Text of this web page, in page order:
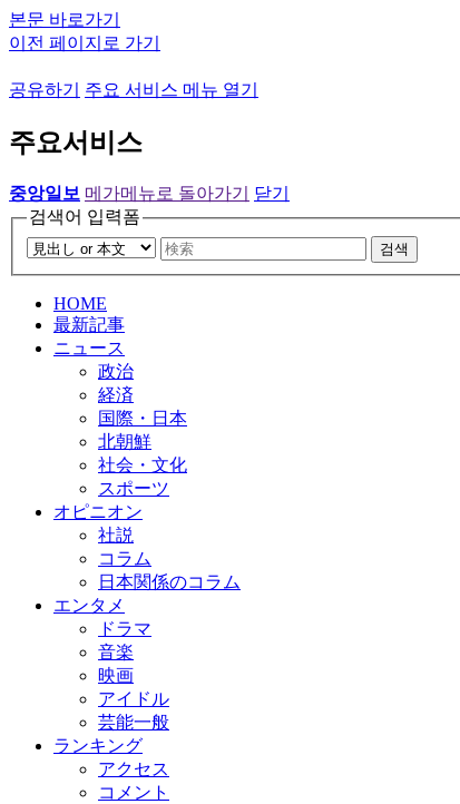
본문 바로가기
이전 페이지로 가기
공유하기 주요 서비스 메뉴 열기
주요서비스
중앙일보 메가메뉴로 돌아가기
닫기
검색어 입력폼
검색
HOME
最新記事
ニュース
政治
経済
国際・日本
北朝鮮
社会・文化
スポーツ
オピニオン
社説
コラム
日本関係のコラム
エンタメ
ドラマ
音楽
映画
アイドル
芸能一般
ランキング
アクセス
コメント